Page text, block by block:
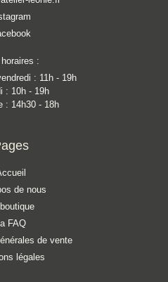
horaires :
: 11h - 19h
: 10h - 19h
: 14h30 - 18h
de nous
FAQ
de vente
légales